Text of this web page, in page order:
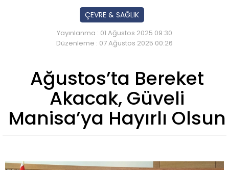
ÇEVRE & SAĞLIK
Yayınlanma : 01 Ağustos 2025 09:30
Düzenleme : 07 Ağustos 2025 00:26
Ağustos’ta Bereket
Akacak, Güveli
Manisa’ya Hayırlı Olsun